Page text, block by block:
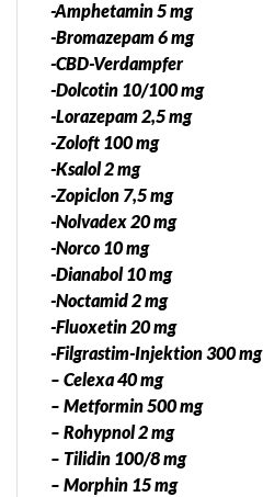
-Amphetamin 5 mg
-Bromazepam 6 mg
-CBD-Verdampfer
-Dolcotin 10/100 mg
-Lorazepam 2,5 mg
-Zoloft 100 mg
-Ksalol 2 mg
-Zopiclon 7,5 mg
-Nolvadex 20 mg
-Norco 10 mg
-Dianabol 10 mg
-Noctamid 2 mg
-Fluoxetin 20 mg
-Filgrastim-Injektion 300 mg
– Celexa 40 mg
– Metformin 500 mg
– Rohypnol 2 mg
– Tilidin 100/8 mg
– Morphin 15 mg